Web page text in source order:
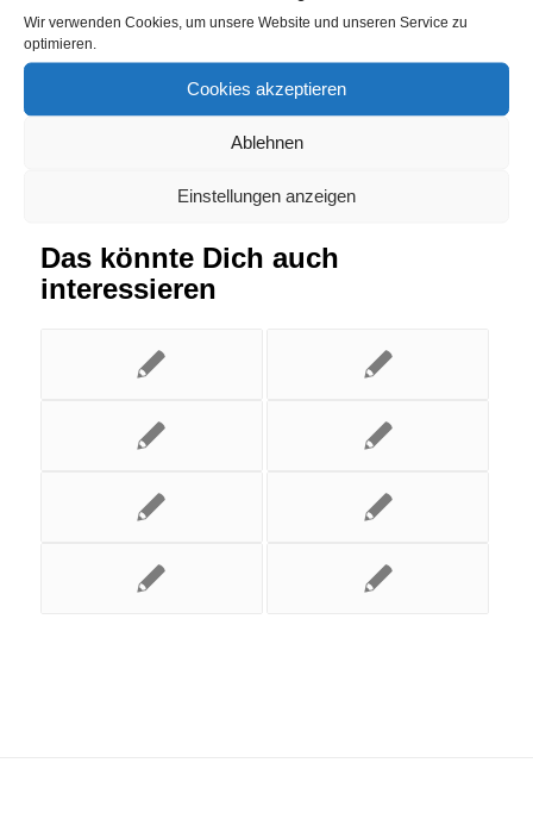
Wir verwenden Cookies, um unsere Website und unseren Service zu
optimieren.
Cookies akzeptieren
Ablehnen
Einstellungen anzeigen
Eintrag teilen
Das könnte Dich auch
interessieren